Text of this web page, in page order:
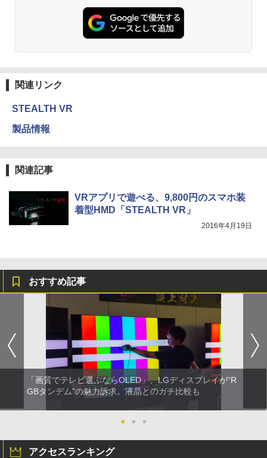
関連リンク
STEALTH VR
製品情報
関連記事
VRアプリで遊べる、9,800円のスマホ装
着型HMD「STEALTH VR」
2016年4月19日
おすすめ記事
「画質でテレビ選ぶならOLED」、LGディスプレイが“R
GBタンデム”の魅力訴求。液晶とのガチ比較も
● ● ●
アクセスランキング